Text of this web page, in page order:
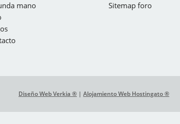
mano
Sitemap foro
Diseño Web Verkia ® | Alojamiento Web Hostingato ®